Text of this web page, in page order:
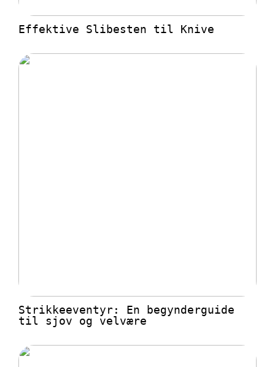
Effektive Slibesten til Knive
Strikkeeventyr: En begynderguide
til sjov og velvære